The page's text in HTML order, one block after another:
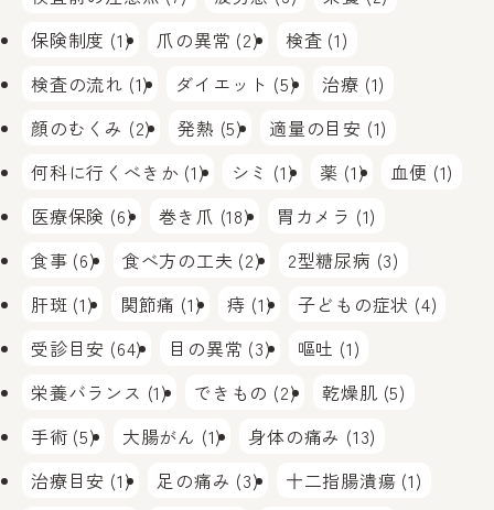
保険制度 (1)
爪の異常 (2)
検査 (1)
検査の流れ (1)
ダイエット (5)
治療 (1)
顔のむくみ (2)
発熱 (5)
適量の目安 (1)
何科に行くべきか (1)
シミ (1) 薬 (1)
血便 (1)
医療保険 (6)
巻き爪 (18)
胃カメラ (1)
食事 (6)
食べ方の工夫 (2)
2型糖尿病 (3)
肝斑 (1)
関節痛 (1) 痔 (1)
子どもの症状 (4)
受診目安 (64)
目の異常 (3)
嘔吐 (1)
栄養バランス (1)
できもの (2)
乾燥肌 (5)
手術 (5)
大腸がん (1)
身体の痛み (13)
治療目安 (1)
足の痛み (3)
十二指腸潰瘍 (1)